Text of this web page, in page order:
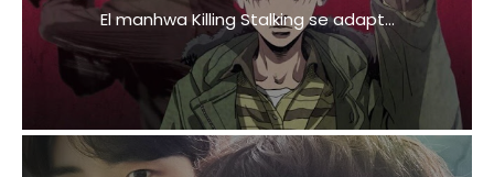
El manhwa Killing Stalking se adapt...